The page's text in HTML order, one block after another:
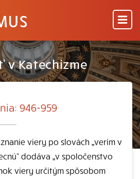
v Katechizme
946-959
viery po slovách „verím v
dodáva „v spoločenstvo
viery určitým spôsobom